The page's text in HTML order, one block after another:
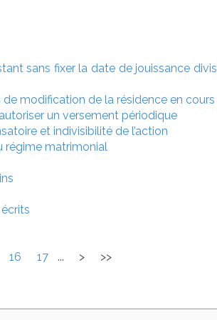
sans fixer la date de jouissance
modification de la résidence en
un versement périodique
et indivisibilité de l’action
régime matrimonial
16 17 ... > >>